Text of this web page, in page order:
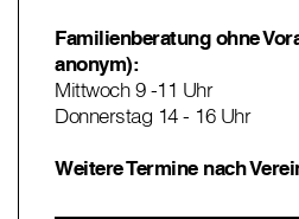
Familienberatung ohne
anonym):
Mittwoch 9 -11 Uhr
Donnerstag 14 - 16 Uhr
Weitere Termine nach